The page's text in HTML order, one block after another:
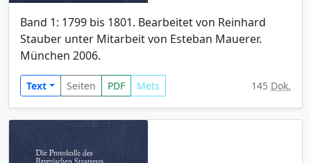
Band 1: 1799 bis 1801. Bearbeitet von Reinhard
Stauber unter Mitarbeit von Esteban Mauerer.
München 2006.
Text Seiten PDF Mets 145 Dok.